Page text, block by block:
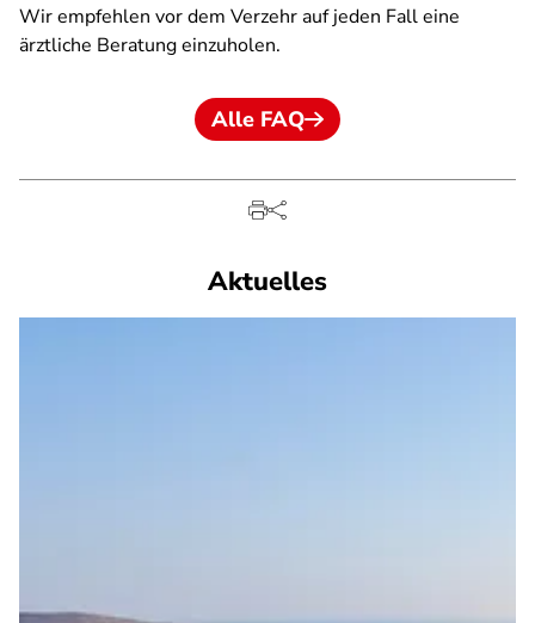
Wir empfehlen vor dem Verzehr auf jeden Fall eine
ärztliche Beratung einzuholen.
Alle FAQ
Aktuelles